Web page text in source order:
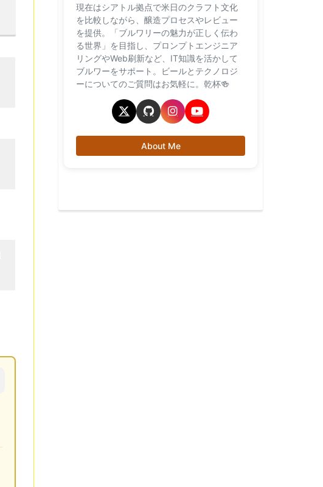
現在はシアトル拠点で米日のクラフト文化
を比較しながら、醸造プロセスやレビュー
を提供。「ブルワリーの魅力が正しく伝わ
る世界」を目指し、プロンプトエンジニア
リングやWeb刷新など、IT知識を活かして
ブルワーをサポート。ビールとテクノロジ
ーについてのご質問はお気軽に。乾杯🍻
About Me